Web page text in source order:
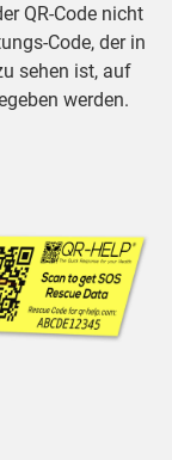
QR-Code nicht
Code, der in
sehen ist, auf
werden.